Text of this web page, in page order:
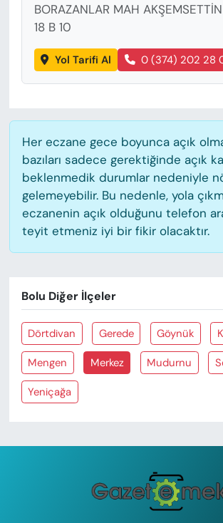
BORAZANLAR MAH
18 B 10
Yol Tarifi Al 0 (374) 202 28
Her eczane gece boyunca açık
bazıları sadece gerektiğinde açık
beklenmedik durumlar nedeniyle
gelemeyebilir. Bu nedenle, yola
eczanenin açık olduğunu telefon
teyit etmeniz iyi bir fikir olacaktır.
Bolu Diğer İlçeler
Dörtdivan Gerede Göynük
Mengen Merkez Mudurnu
Yeniçağa
ÖZEL HABER
YAZAR KÖŞESİ
SİYASET
VAN VE DİYARBAKIR